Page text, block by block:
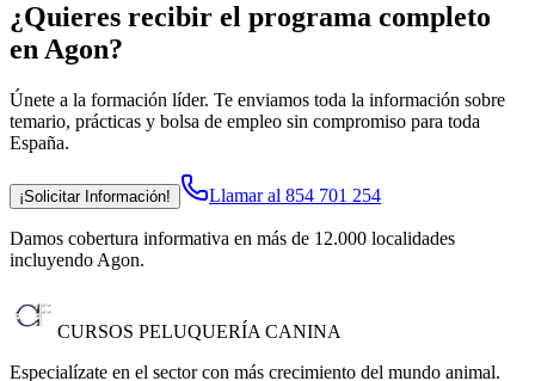
¿Quieres recibir el programa completo
en Agon?
Únete a la formación líder. Te enviamos toda la información sobre
temario, prácticas y bolsa de empleo sin compromiso para toda
España.
¡Solicitar Información! Llamar al 854 701 254
Damos cobertura informativa en más de 12.000 localidades
incluyendo Agon.
CURSOS PELUQUERÍA CANINA
Especialízate en el sector con más crecimiento del mundo animal.